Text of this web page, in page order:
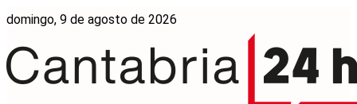
domingo, 9 de agosto de 2026